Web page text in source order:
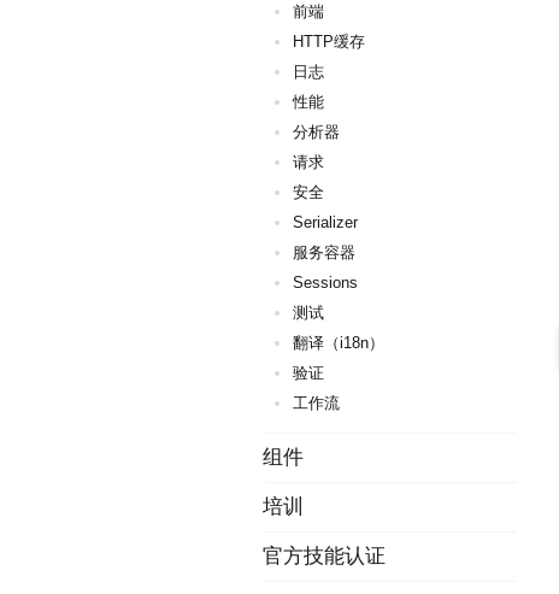
前端
HTTP缓存
日志
性能
分析器
请求
安全
Serializer
服务容器
Sessions
测试
翻译（i18n）
验证
工作流
组件
培训
官方技能认证